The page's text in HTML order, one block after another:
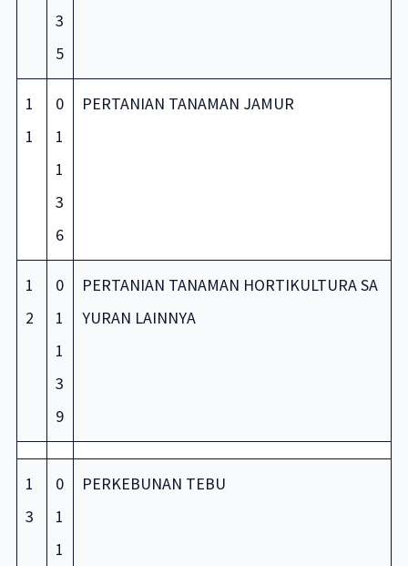
3
5
1
1
0
1
1
3
6
PERTANIAN TANAMAN JAMUR
1
2
0
1
1
3
9
PERTANIAN TANAMAN HORTIKULTURA SA
YURAN LAINNYA
1
3
0
1
1
PERKEBUNAN TEBU